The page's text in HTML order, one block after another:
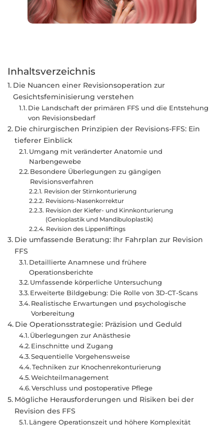
Inhaltsverzeichnis
Die Nuancen einer Revisionsoperation zur
Gesichtsfeminisierung verstehen
Die Landschaft der primären FFS und die Entstehung
von Revisionsbedarf
Die chirurgischen Prinzipien der Revisions-FFS: Ein
tieferer Einblick
Umgang mit veränderter Anatomie und
Narbengewebe
Besondere Überlegungen zu gängigen
Revisionsverfahren
Revision der Stirnkonturierung
Revisions-Nasenkorrektur
Revision der Kiefer- und Kinnkonturierung
(Genioplastik und Mandibuloplastik)
Revision des Lippenliftings
Die umfassende Beratung: Ihr Fahrplan zur Revision
FFS
Detaillierte Anamnese und frühere
Operationsberichte
Umfassende körperliche Untersuchung
Erweiterte Bildgebung: Die Rolle von 3D-CT-Scans
Realistische Erwartungen und psychologische
Vorbereitung
Die Operationsstrategie: Präzision und Geduld
Überlegungen zur Anästhesie
Einschnitte und Zugang
Sequentielle Vorgehensweise
Techniken zur Knochenrekonturierung
Weichteilmanagement
Verschluss und postoperative Pflege
Mögliche Herausforderungen und Risiken bei der
Revision des FFS
Längere Operationszeit und höhere Komplexität